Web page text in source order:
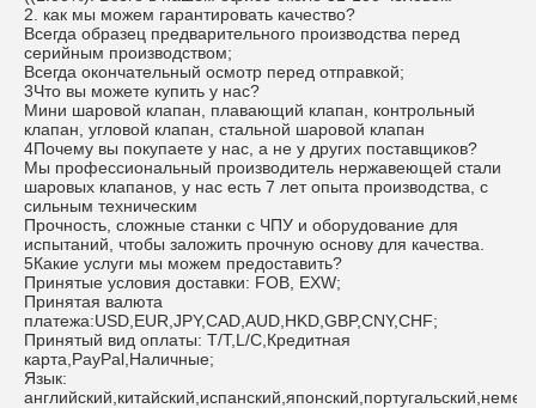
2. как мы можем гарантировать качество?
Всегда образец предварительного производства перед
серийным производством;
Всегда окончательный осмотр перед отправкой;
3Что вы можете купить у нас?
Мини шаровой клапан, плавающий клапан, контрольный
клапан, угловой клапан, стальной шаровой клапан
4Почему вы покупаете у нас, а не у других поставщиков?
Мы профессиональный производитель нержавеющей стали
шаровых клапанов, у нас есть 7 лет опыта производства, с
сильным техническим
Прочность, сложные станки с ЧПУ и оборудование для
испытаний, чтобы заложить прочную основу для качества.
5Какие услуги мы можем предоставить?
Принятые условия доставки: FOB, EXW;
Принятая валюта
платежа:USD,EUR,JPY,CAD,AUD,HKD,GBP,CNY,CHF;
Принятый вид оплаты: T/T,L/C,Кредитная
карта,PayPal,Наличные;
Язык: